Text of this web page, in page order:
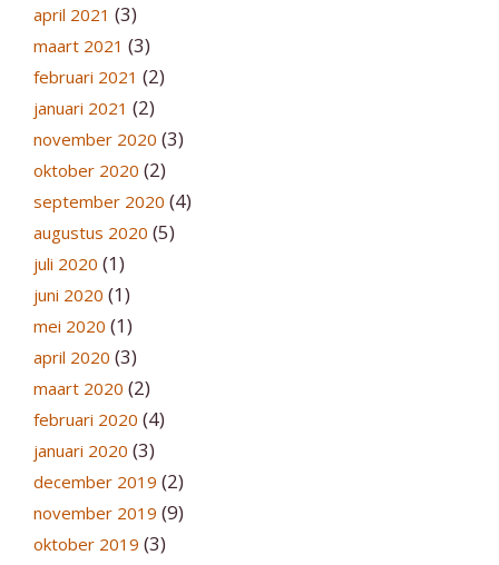
april 2021 (3)
maart 2021 (3)
februari 2021 (2)
januari 2021 (2)
november 2020 (3)
oktober 2020 (2)
september 2020 (4)
augustus 2020 (5)
juli 2020 (1)
juni 2020 (1)
mei 2020 (1)
april 2020 (3)
maart 2020 (2)
februari 2020 (4)
januari 2020 (3)
december 2019 (2)
november 2019 (9)
oktober 2019 (3)